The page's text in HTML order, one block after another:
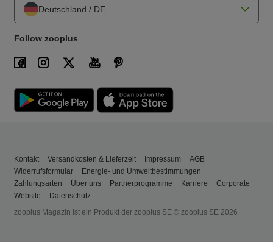
Deutschland / DE
Follow zooplus
Kontakt Versandkosten & Lieferzeit Impressum
AGB
Widerrufsformular
Energie- und Umweltbestimmungen
Zahlungsarten
Über uns Partnerprogramme Karriere
Corporate
Website
Datenschutz
zooplus Magazin ist ein Produkt der zooplus SE © zooplus SE 2026